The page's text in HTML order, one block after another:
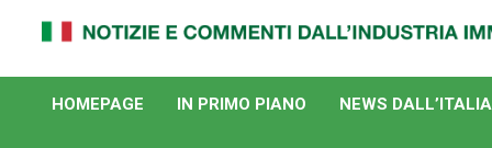
By Internews
internazionale
HOMEPAGE
IN PRIMO PIANO NEWS DALL’ITALIA